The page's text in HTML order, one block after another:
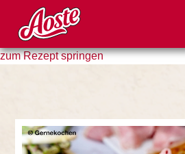
zum Rezept springen